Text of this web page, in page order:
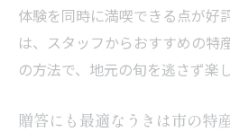
体験を同時に満喫できる点が好
は、スタッフからおすすめの特
の方法で、地元の旬を逃さず楽
贈答にも最適なうきは市の特